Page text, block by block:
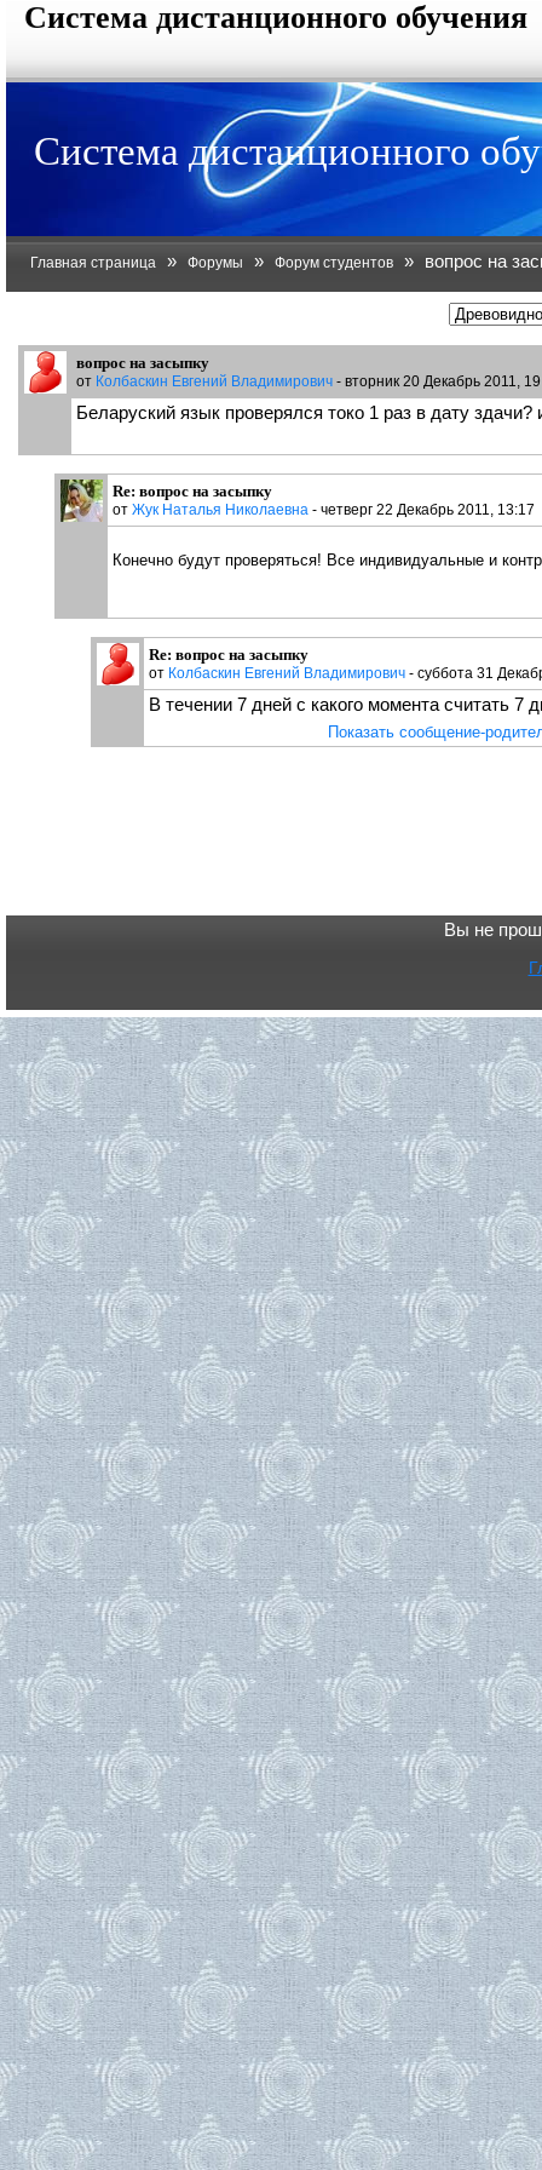
Система дистанционного обучения
Система дистанционного
Главная страница » Форумы » Форум студентов » вопрос на
вопрос на засыпку
от Колбаскин Евгений Владимирович - вторник 20 Декабрь 2011,
Беларуский язык проверялся токо 1 раз в дату
Re: вопрос на засыпку
от Жук Наталья Николаевна - четверг 22 Декабрь 2011, 13:17
Конечно будут проверяться! Все индивидуальные и
Re: вопрос на засыпку
от Колбаскин Евгений Владимирович - суббота 31
В течении 7 дней с какого момента считать 7
Показать сообщение-
Вы не